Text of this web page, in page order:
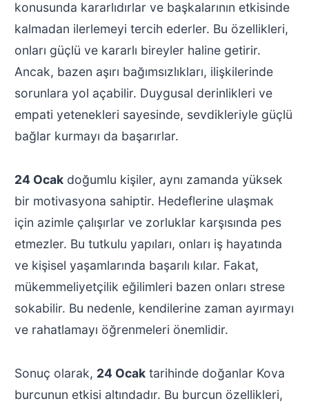
konusunda kararlıdırlar ve başkalarının etkisinde
kalmadan ilerlemeyi tercih ederler. Bu özellikleri,
onları güçlü ve kararlı bireyler haline getirir.
Ancak, bazen aşırı bağımsızlıkları, ilişkilerinde
sorunlara yol açabilir. Duygusal derinlikleri ve
empati yetenekleri sayesinde, sevdikleriyle güçlü
bağlar kurmayı da başarırlar.
24 Ocakdoğumlu kişiler, aynı zamanda yüksek
bir motivasyona sahiptir. Hedeflerine ulaşmak
için azimle çalışırlar ve zorluklar karşısında pes
etmezler. Bu tutkulu yapıları, onları iş hayatında
ve kişisel yaşamlarında başarılı kılar. Fakat,
mükemmeliyetçilik eğilimleri bazen onları strese
sokabilir. Bu nedenle, kendilerine zaman ayırmayı
ve rahatlamayı öğrenmeleri önemlidir.
Sonuç olarak, 24 Ocaktarihinde doğanlar Kova
burcunun etkisi altındadır. Bu burcun özellikleri,